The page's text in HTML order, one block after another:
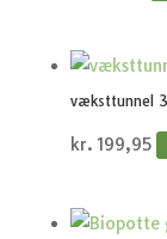
væksttunnel
kr. 199,95